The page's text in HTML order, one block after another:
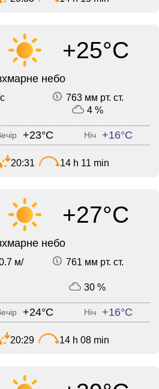
+25°C
небо
763 мм рт. ст.
4 %
+23°C Ніч +16°C
20:31 14 h 11 min
+27°C
небо
м/
761 мм рт. ст.
30 %
+24°C Ніч +16°C
20:29 14 h 08 min